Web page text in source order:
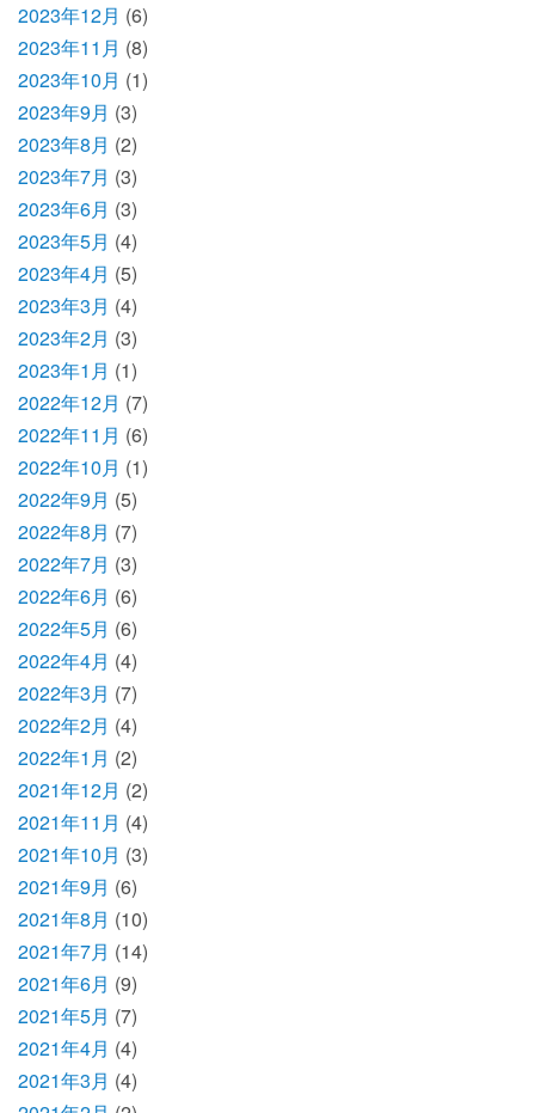
2023年12月 (6)
2023年11月 (8)
2023年10月 (1)
2023年9月 (3)
2023年8月 (2)
2023年7月 (3)
2023年6月 (3)
2023年5月 (4)
2023年4月 (5)
2023年3月 (4)
2023年2月 (3)
2023年1月 (1)
2022年12月 (7)
2022年11月 (6)
2022年10月 (1)
2022年9月 (5)
2022年8月 (7)
2022年7月 (3)
2022年6月 (6)
2022年5月 (6)
2022年4月 (4)
2022年3月 (7)
2022年2月 (4)
2022年1月 (2)
2021年12月 (2)
2021年11月 (4)
2021年10月 (3)
2021年9月 (6)
2021年8月 (10)
2021年7月 (14)
2021年6月 (9)
2021年5月 (7)
2021年4月 (4)
2021年3月 (4)